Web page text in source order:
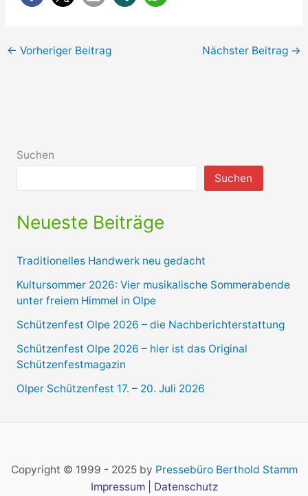
← Vorheriger Beitrag Nächster Beitrag →
Suchen
Suchen
Neueste Beiträge
Traditionelles Handwerk neu gedacht
Kultursommer 2026: Vier musikalische Sommerabende
unter freiem Himmel in Olpe
Schützenfest Olpe 2026 – die Nachberichterstattung
Schützenfest Olpe 2026 – hier ist das Original
Schützenfestmagazin
Olper Schützenfest 17. – 20. Juli 2026
Copyright © 1999 - 2025 by Pressebüro Berthold Stamm
Impressum| Datenschutz